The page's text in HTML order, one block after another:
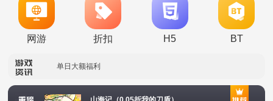
网游 折扣 H5 BT
新区单日助力活动
单日大额福利